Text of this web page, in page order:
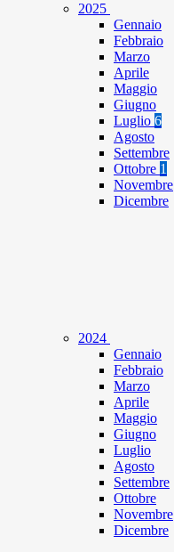
2025
Gennaio
Febbraio
Marzo
Aprile
Maggio
Giugno
Luglio 6
Agosto
Settembre
Ottobre 1
Novembre
Dicembre
2024
Gennaio
Febbraio
Marzo
Aprile
Maggio
Giugno
Luglio
Agosto
Settembre
Ottobre
Novembre
Dicembre